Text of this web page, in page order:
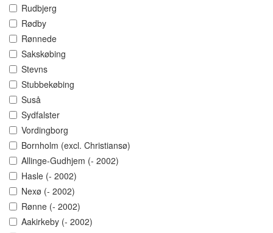
Rudbjerg
Rødby
Rønnede
Sakskøbing
Stevns
Stubbekøbing
Suså
Sydfalster
Vordingborg
Bornholm (excl. Christiansø)
Allinge-Gudhjem (- 2002)
Hasle (- 2002)
Nexø (- 2002)
Rønne (- 2002)
Aakirkeby (- 2002)